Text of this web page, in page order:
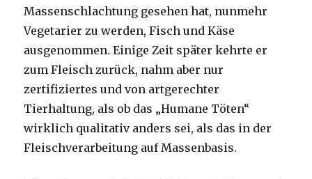
Massenschlachtung gesehen hat, nunmehr
Vegetarier zu werden, Fisch und Käse
ausgenommen. Einige Zeit später kehrte er
zum Fleisch zurück, nahm aber nur
zertifiziertes und von artgerechter
Tierhaltung, als ob das „Humane Töten“
wirklich qualitativ anders sei, als das in der
Fleischverarbeitung auf Massenbasis.